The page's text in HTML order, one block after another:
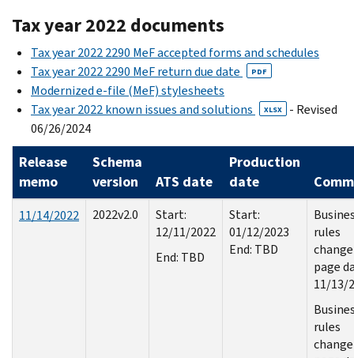
Tax year 2022 documents
Tax year 2022 2290 MeF accepted forms and schedules
Tax year 2022 2290 MeF return due date
PDF
Modernized e-file (MeF) stylesheets
Tax year 2022 known issues and solutions
XLSX
- Revised
06/26/2024
Release
memo
Schema
version
ATS date
Production
date
11/14/2022 2022v2.0
Start:
12/11/2022
End: TBD
Start:
01/12/2023
End: TBD
rules
change
page
11/13/
rules
change